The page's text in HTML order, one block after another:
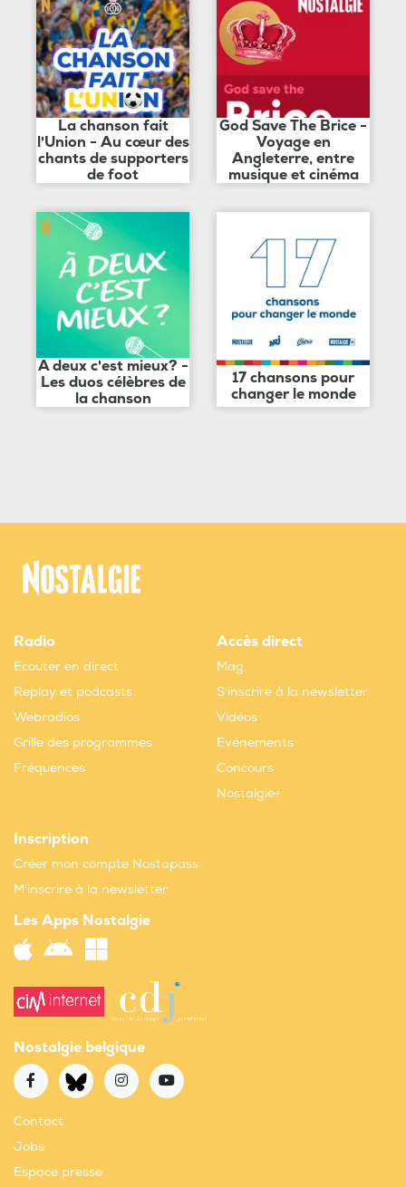
La chanson fait
l'Union - Au cœur des
chants de supporters
de foot
God Save The Brice -
Voyage en
Angleterre, entre
musique et cinéma
A deux c'est mieux? -
Les duos célèbres de
la chanson
17 chansons pour
changer le monde
Radio
Ecouter en direct
Replay et podcasts
Webradios
Grille des programmes
Fréquences
Accès direct
Mag
S'inscrire à la newsletter
Vidéos
Evènements
Concours
Nostalgie+
Inscription
Créer mon compte Nostapass
M'inscrire à la newsletter
Les Apps Nostalgie
Nostalgie belgique
Contact
Jobs
Espace presse